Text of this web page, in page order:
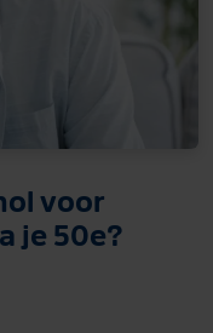
voor
je 50e?